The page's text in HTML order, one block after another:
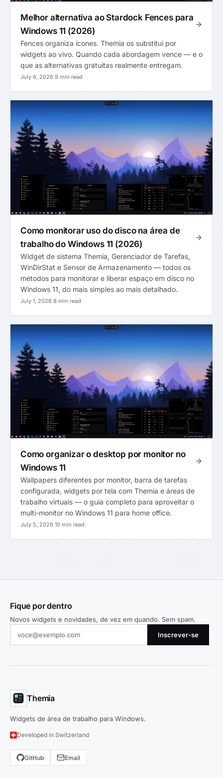
Melhor alternativa ao Stardock Fences para
Windows 11 (2026)
Fences organiza ícones. Themia os substitui por
widgets ao vivo. Quando cada abordagem vence — e o
que as alternativas gratuitas realmente entregam.
July 6, 2026·9 min read
Como monitorar uso do disco na área de
trabalho do Windows 11 (2026)
Widget de sistema Themia, Gerenciador de Tarefas,
WinDirStat e Sensor de Armazenamento — todos os
métodos para monitorar e liberar espaço em disco no
Windows 11, do mais simples ao mais detalhado.
July 1, 2026·8 min read
Como organizar o desktop por monitor no
Windows 11
Wallpapers diferentes por monitor, barra de tarefas
configurada, widgets por tela com Themia e áreas de
trabalho virtuais — o guia completo para aproveitar o
multi-monitor no Windows 11 para home office.
July 5, 2026·10 min read
Fique por dentro
Novos widgets e novidades, de vez em quando. Sem spam.
Inscrever-se
Themia
Widgets de área de trabalho para Windows.
Developed in Switzerland
GitHub Email